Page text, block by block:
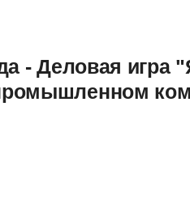
- Деловая игра